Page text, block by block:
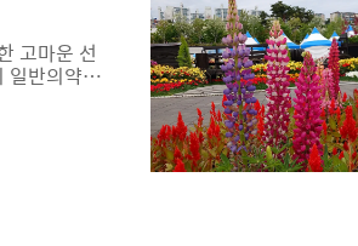
고마운 선
일반의약품
20mL ×
보통 이런